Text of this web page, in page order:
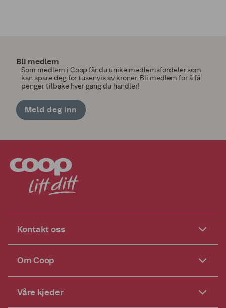
Bli medlem
Som medlem i Coop får du unike medlemsfordeler som
kan spare deg for tusenvis av kroner. Bli medlem for å få
penger tilbake hver gang du handler!
Meld deg inn
Kontakt oss
Om Coop
Våre kjeder